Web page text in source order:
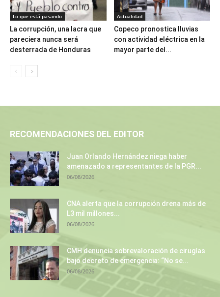
Lo que está pasando
La corrupción, una lacra que
pareciera nunca será
desterrada de Honduras
Actualidad
Copeco pronostica lluvias
con actividad eléctrica en la
mayor parte del...
RECOMENDACIONES DEL EDITOR
Juan Orlando Hernández niega haber
amenazado a representantes de la PGR...
06/08/2026
CNA alerta que la corrupción drena más de
L3 mil millones...
06/08/2026
CMH denuncia sobrevaloración de cirugías
bajo decreto de emergencia: “No se...
06/08/2026